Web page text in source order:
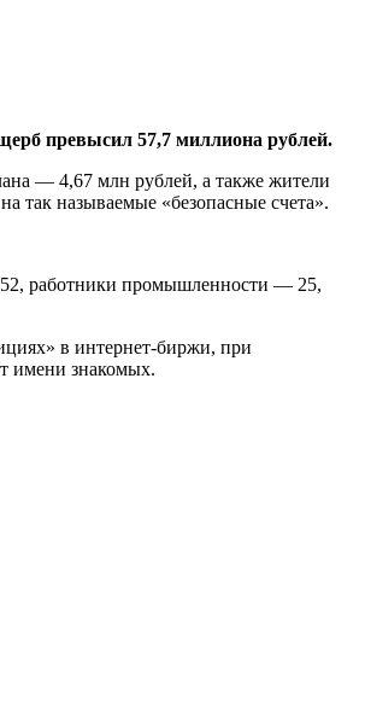
превысил 57,7 миллиона рублей.
— 4,67 млн рублей, а также жители
так называемые «безопасные счета».
работники промышленности — 25,
в интернет-биржи, при
имени знакомых.